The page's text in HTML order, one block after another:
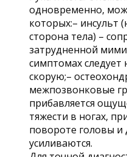
одновременно,
которых:– инсульт
сторона тела) –
затрудненной
симптомах
скорую;–
межпозвонковые
прибавляется
тяжести в ногах,
повороте головы и
усиливаются.